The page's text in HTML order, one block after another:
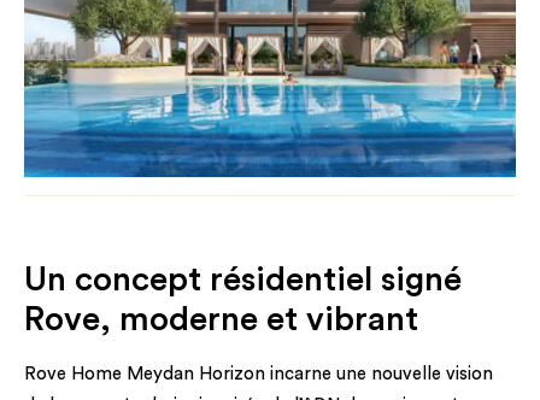
Un concept résidentiel signé
Rove, moderne et vibrant
Rove Home Meydan Horizon incarne une nouvelle vision